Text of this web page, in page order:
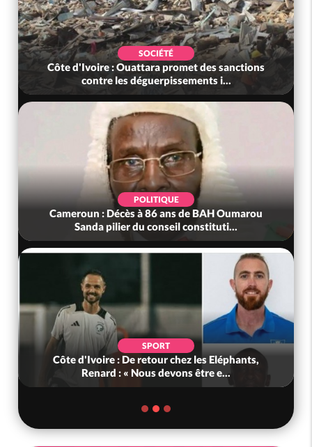
SOCIÉTÉ
Côte d'Ivoire : Ouattara promet des sanctions
contre les déguerpissements i...
POLITIQUE
Cameroun : Décès à 86 ans de BAH Oumarou
Sanda pilier du conseil constituti...
SPORT
Côte d'Ivoire : De retour chez les Eléphants,
Renard : « Nous devons être e...